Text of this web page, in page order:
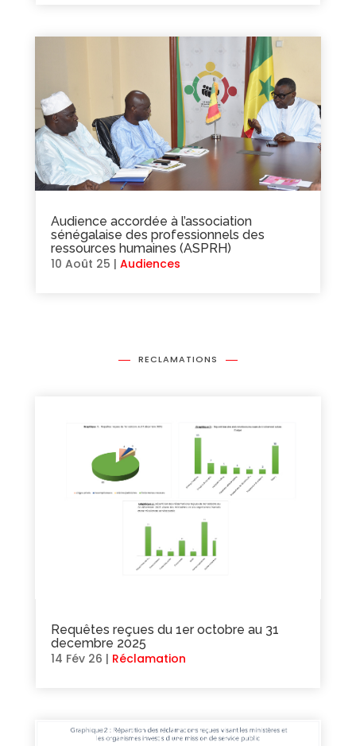
Audience accordée à l’association
sénégalaise des professionnels des
ressources humaines (ASPRH)
10 Août 25 | Audiences
RECLAMATIONS
Requêtes reçues du 1er octobre au 31
decembre 2025
14 Fév 26 | Réclamation